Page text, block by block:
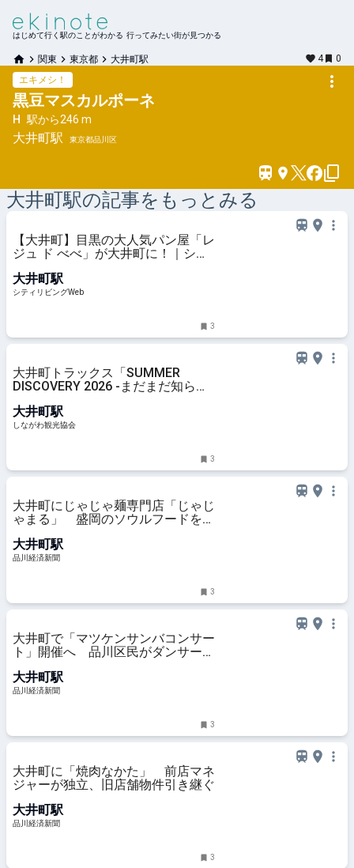
はじめて行く駅のことがわかる 行ってみたい街が見つかる
関東 東京都 大井町駅 4
0
エキメシ！
黒豆マスカルポーネ
H 駅から246 m
大井町駅 東京都品川区
大井町駅の記事をもっとみる
【大井町】目黒の大人気パン屋「レ
ジュ ド べべ」が大井町に！｜シテ
大井町駅
シティリビングWeb
3
大井町トラックス「SUMMER
DISCOVERY 2026 -まだまだ知らな
大井町駅
しながわ観光協会
3
大井町にじゃじゃ麺専門店「じゃじ
ゃまる」 盛岡のソウルフードを用
大井町駅
品川経済新聞
3
大井町で「マツケンサンバコンサー
ト」開催へ 品川区民がダンサー出
大井町駅
品川経済新聞
3
大井町に「焼肉なかた」 前店マネ
ジャーが独立、旧店舗物件引き継ぐ
大井町駅
品川経済新聞
3